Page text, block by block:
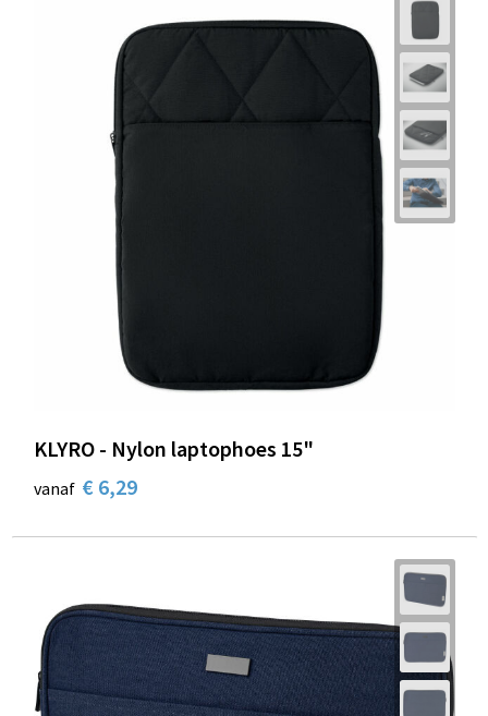
KLYRO - Nylon laptophoes 15"
vanaf € 6,29